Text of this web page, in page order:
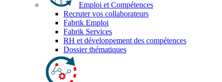
Emploi et Compétences
Recruter vos collaborateurs
Fabrik Emploi
Fabrik Services
RH et développement des compétences
Dossier thématiques